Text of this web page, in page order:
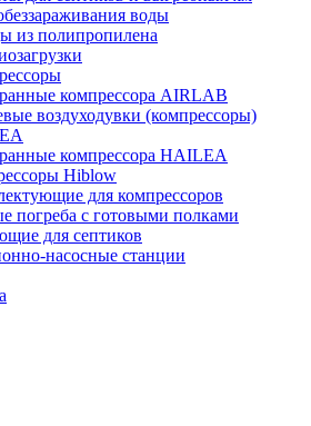
воды
из полипропилена
компрессора AIRLAB
воздуходувки (компрессоры)
компрессора HAILEA
Hiblow
для компрессоров
погреба с готовыми полками
для септиков
насосные станции